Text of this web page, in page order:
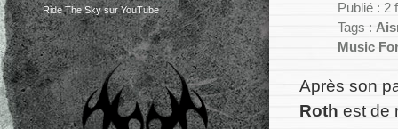
Ride The Sky sur YouTube
Publié : 2
Tags :
Music
Après son
Roth est de